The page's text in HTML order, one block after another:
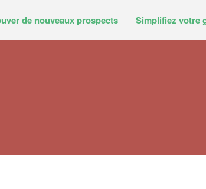
de nouveaux prospects Simplifiez votre